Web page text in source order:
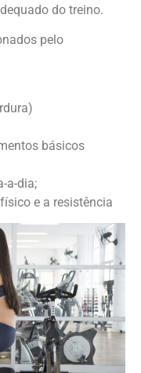
do treino.
pelo
básicos
a-dia;
e a resistência